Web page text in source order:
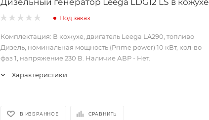
Под заказ
Комплектация: В кожухе, двигатель Leega LA290, топливо
Дизель, номинальная мощность (Prime power) 10 кВт, кол-во
фаз 1, напряжение 230 В. Наличие АВР - Нет.
Характеристики
В ИЗБРАННОЕ СРАВНИТЬ